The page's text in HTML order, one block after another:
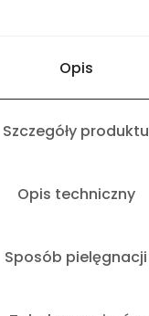
Opis
Szczegóły produktu
Opis techniczny
Sposób pielęgnacji